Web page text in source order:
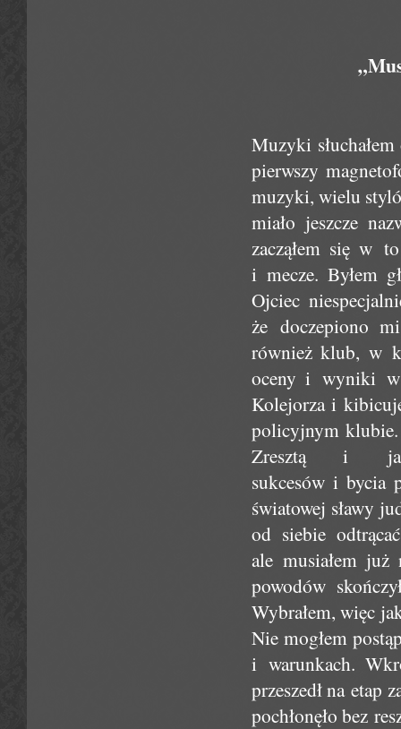
Muzyki
pierwszy
muzyki, wielu
miało jeszcze
zacząłem się w
i mecze. Byłem
Ojciec
że doczepiono
również klub, w
oceny i wyniki w
Kolejorza i
policyjnym
Zresztą i ja
sukcesów i bycia
światowej sławy
od siebie
ale musiałem
powodów
Wybrałem, więc
Nie mogłem
i warunkach.
przeszedł na etap
pochłonęło bez